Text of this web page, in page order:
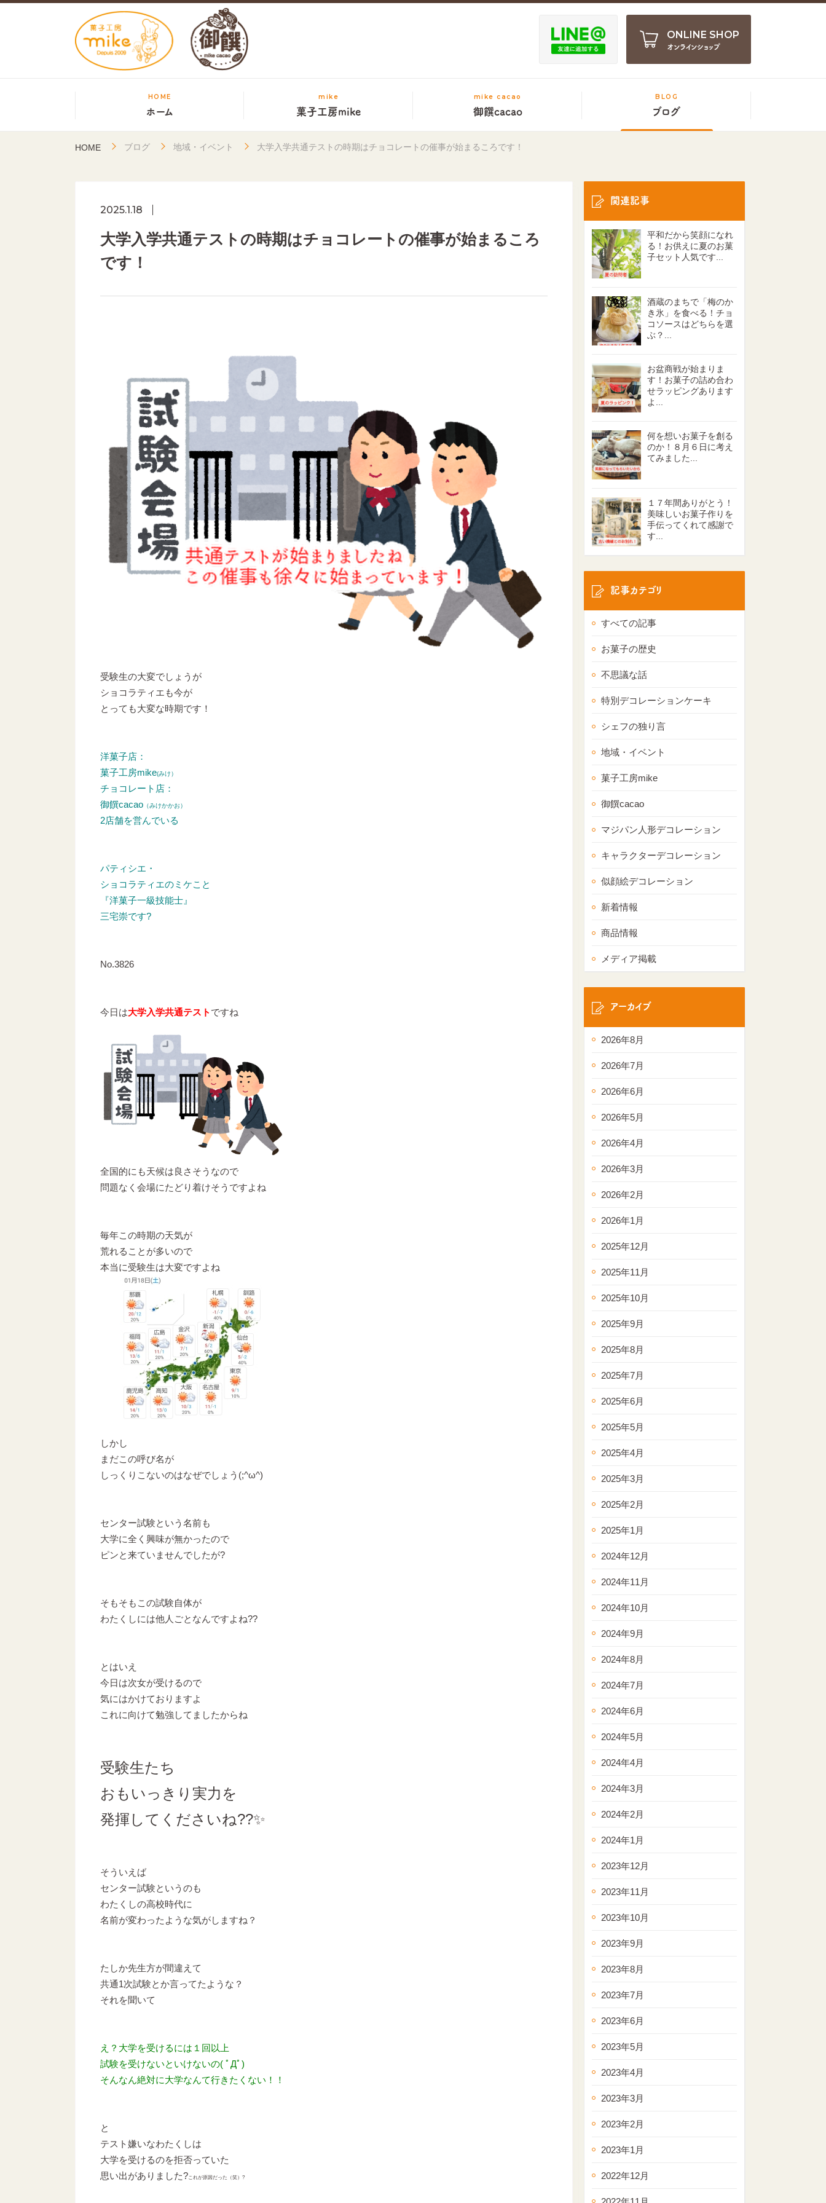
ONLINE SHOP
オンラインショップ
HOME
ホーム
mike
菓子工房mike
mike cacao
御饌cacao
BLOG
ブログ
HOME ブログ 地域・イベント 大学入学共通テストの時期はチョコレートの催事が始まるころです！
2025.1.18
大学入学共通テストの時期はチョコレートの催事が始まるころ
です！
受験生の大変でしょうが
ショコラティエも今が
とっても大変な時期です！
洋菓子店：
菓子工房mike(みけ）
チョコレート店：
御饌cacao （みけかかお）
2店舗を営んでいる
パティシエ・
ショコラティエのミケこと
『洋菓子一級技能士』
三宅崇です?
No.3826
今日は大学入学共通テスト ですね
全国的にも天候は良さそうなので
問題なく会場にたどり着けそうですよね
毎年この時期の天気が
荒れることが多いので
本当に受験生は大変ですよね
しかし
まだこの呼び名が
しっくりこないのはなぜでしょう(;^ω^)
センター試験という名前も
大学に全く興味が無かったので
ピンと来ていませんでしたが?
そもそもこの試験自体が
わたくしには他人ごとなんですよね??
とはいえ
今日は次女が受けるので
気にはかけておりますよ
これに向けて勉強してましたからね
受験生たち
おもいっきり実力を
発揮してくださいね??✨
そういえば
センター試験というのも
わたくしの高校時代に
名前が変わったような気がしますね？
たしか先生方が間違えて
共通1次試験とか言ってたような？
それを聞いて
え？大学を受けるには１回以上
試験を受けないといけないの( ﾟДﾟ)
そんなん絶対に大学なんて行きたくない！！
と
テスト嫌いなわたくしは
大学を受けるのを拒否っていた
思い出がありました?これが原因だった（笑）?
関連記事
平和だから笑顔になれ
る！お供えに夏のお菓
子セット人気です...
酒蔵のまちで「梅のか
き氷」を食べる！チョ
コソースはどちらを選
ぶ？...
お盆商戦が始まりま
す！お菓子の詰め合わ
せラッピングあります
よ...
何を想いお菓子を創る
のか！８月６日に考え
てみました...
１７年間ありがとう！
美味しいお菓子作りを
手伝ってくれて感謝で
す...
記事カテゴリ
すべての記事
お菓子の歴史
不思議な話
特別デコレーションケーキ
シェフの独り言
地域・イベント
菓子工房mike
御饌cacao
マジパン人形デコレーション
キャラクターデコレーション
似顔絵デコレーション
新着情報
商品情報
メディア掲載
アーカイブ
2026年8月
2026年7月
2026年6月
2026年5月
2026年4月
2026年3月
2026年2月
2026年1月
2025年12月
2025年11月
2025年10月
2025年9月
2025年8月
2025年7月
2025年6月
2025年5月
2025年4月
2025年3月
2025年2月
2025年1月
2024年12月
2024年11月
2024年10月
2024年9月
2024年8月
2024年7月
2024年6月
2024年5月
2024年4月
2024年3月
2024年2月
2024年1月
2023年12月
2023年11月
2023年10月
2023年9月
2023年8月
2023年7月
2023年6月
2023年5月
2023年4月
2023年3月
2023年2月
2023年1月
2022年12月